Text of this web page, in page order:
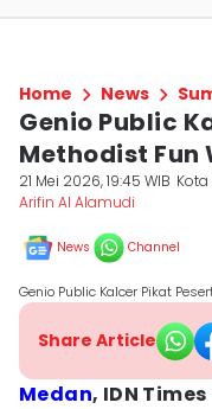
Home News
Genio Public
Methodist Fun
21 Mei 2026, 19:45 WIB
Arifin Al Alamudi
News Channel
Genio Public Kalcer Pikat
Share Article
Medan, IDN Times